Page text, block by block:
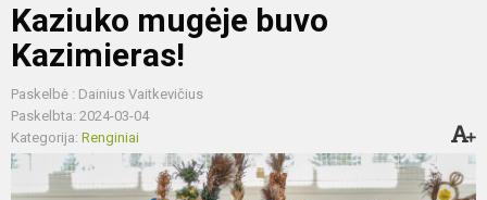
Kaziuko mugėje buvo
Kazimieras!
Paskelbė : Dainius Vaitkevičius
Paskelbta: 2024-03-04
Kategorija: Renginiai